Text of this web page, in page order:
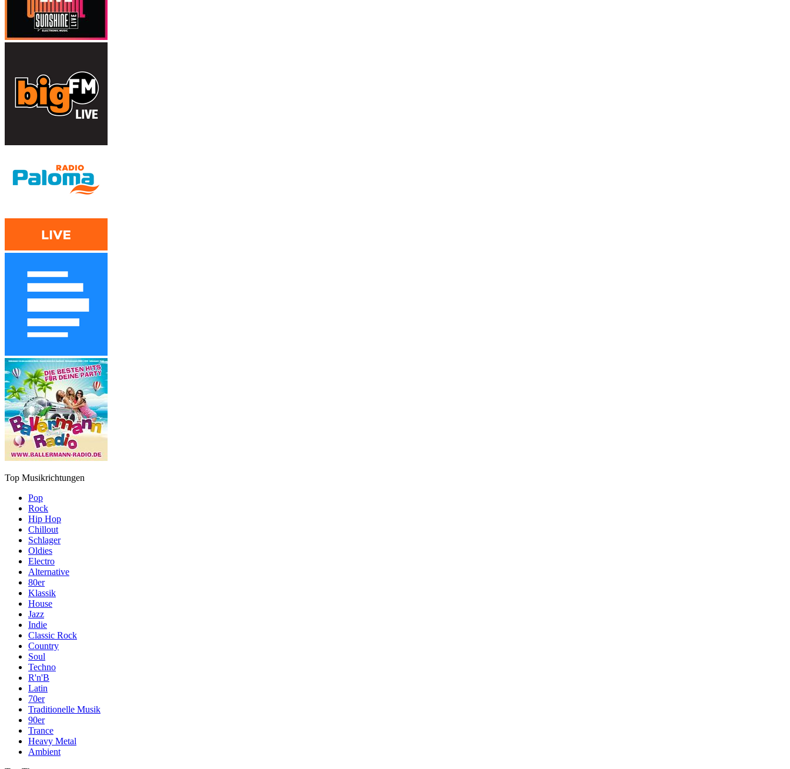
Top Musikrichtungen
Pop
Rock
Hip Hop
Chillout
Schlager
Oldies
Electro
Alternative
80er
Klassik
House
Jazz
Indie
Classic Rock
Country
Soul
Techno
R'n'B
Latin
70er
Traditionelle Musik
90er
Trance
Heavy Metal
Ambient